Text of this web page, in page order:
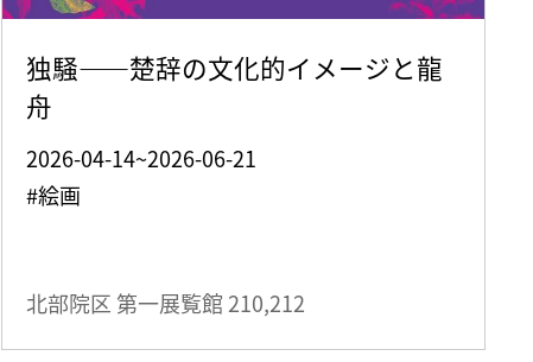
独騒——楚辞の文化的イメージと龍
舟
2026-04-14~2026-06-21
#絵画
北部院区 第一展覧館210,212